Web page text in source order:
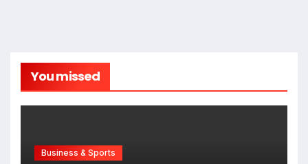
You missed
Business & Sports